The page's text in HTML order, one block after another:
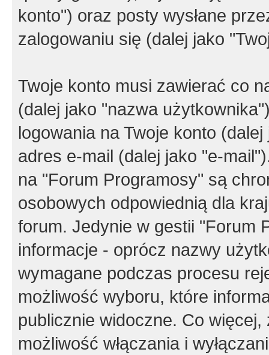
konto") oraz posty wysłane
zalogowaniu się (dalej jako
Twoje konto musi zawierać co
(dalej jako "nazwa
logowania na Twoje konto
adres e-mail (dalej jako "e-
na "Forum Programosy" są
osobowych odpowiednią dla
forum. Jedynie w gestii "Forum
informacje - oprócz nazwy
wymagane podczas procesu
możliwość wyboru, które
publicznie widoczne. Co
możliwość włączania i